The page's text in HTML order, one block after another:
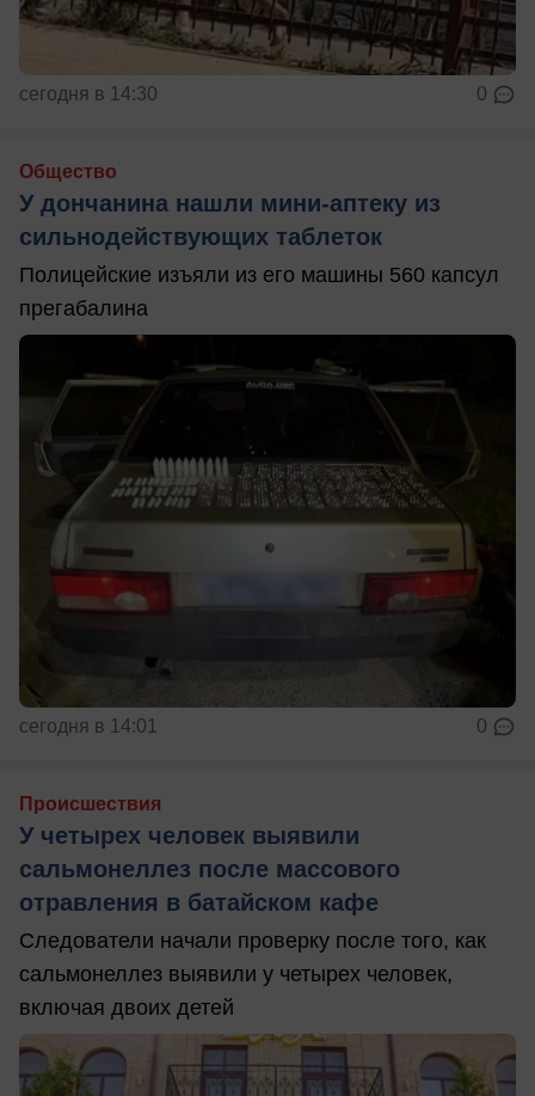
сегодня в 14:30 0
Общество
У дончанина нашли мини-аптеку из
сильнодействующих таблеток
Полицейские изъяли из его машины 560 капсул
прегабалина
сегодня в 14:01 0
Происшествия
У четырех человек выявили
сальмонеллез после массового
отравления в батайском кафе
Следователи начали проверку после того, как
сальмонеллез выявили у четырех человек,
включая двоих детей